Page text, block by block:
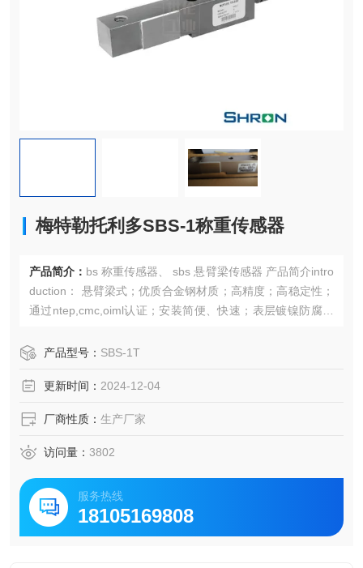
梅特勒托利多SBS-1称重传感器
产品简介： bs 称重传感器、 sbs 悬臂梁传感器 产品简介intro
duction： 悬臂梁式；优质合金钢材质；高精度；高稳定性；
通过ntep,cmc,oiml认证；安装简便、快速；表层镀镍防腐处
BS-1称重传感器
产品型号： SBS-1T
更新时间： 2024-12-04
厂商性质： 生产厂家
访问量： 3802
服务热线
18105169808